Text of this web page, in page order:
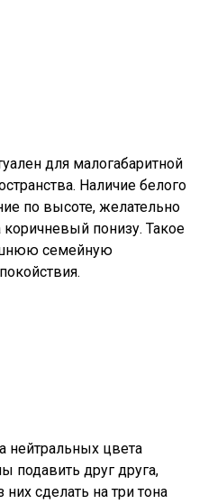
для малогабаритной
Наличие белого
по высоте, желательно
коричневый понизу. Такое
семейную
нейтральных цвета
подавить друг друга,
сделать на три тона